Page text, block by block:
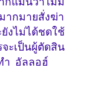
ากมายสั่งฆ่า
งไม่ได้ชดใช้
ะเป็นผู้ตัดสิน
ทำ อัลลอฮ์